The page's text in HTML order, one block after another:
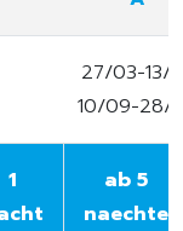
27/03-13/
10/09-28/
1
ab 5
naechte